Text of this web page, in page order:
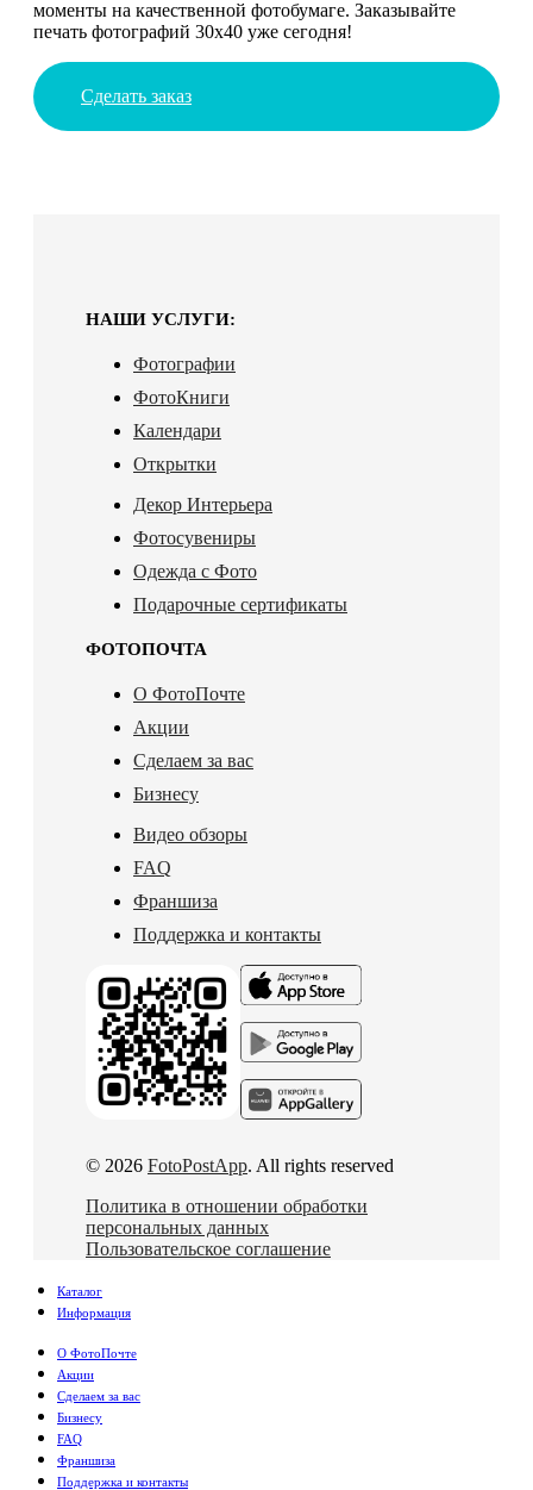
моменты на качественной фотобумаге. Заказывайте
печать фотографий 30х40 уже сегодня!
Сделать заказ
НАШИ УСЛУГИ:
Фотографии
ФотоКниги
Календари
Открытки
Декор Интерьера
Фотосувениры
Одежда с Фото
Подарочные сертификаты
ФОТОПОЧТА
О ФотоПочте
Акции
Сделаем за вас
Бизнесу
Видео обзоры
FAQ
Франшиза
Поддержка и контакты
© 2026 FotoPostApp. All rights reserved
Политика в отношении обработки
персональных данных
Пользовательское соглашение
Каталог
Информация
О ФотоПочте
Акции
Сделаем за вас
Бизнесу
FAQ
Франшиза
Поддержка и контакты